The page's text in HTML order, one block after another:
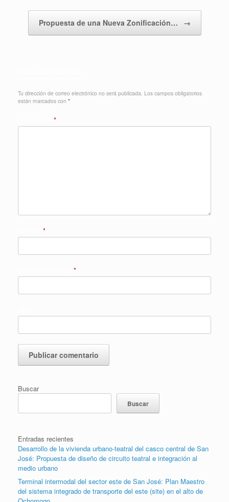
Propuesta de una Nueva Zonificación… →
Tu dirección de correo electrónico no será publicada. Los campos obligatorios
están marcados con *
*
*
*
Buscar
Buscar
Entradas recientes
Desarrollo de la vivienda urbano-teatral del casco central de San
José: Propuesta de diseño de circuito teatral e integración al
medio urbano
Terminal intermodal del sector este de San José: Plan Maestro
del sistema integrado de transporte del este (site) en el alto de